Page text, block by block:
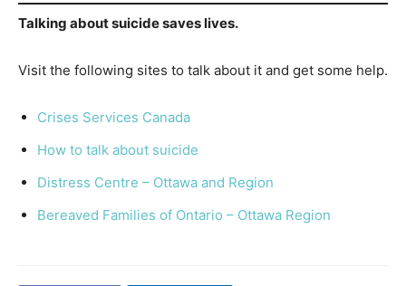
Talking about suicide saves lives.
Visit the following sites to talk about it and get some help.
Crises Services Canada
How to talk about suicide
Distress Centre – Ottawa and Region
Bereaved Families of Ontario – Ottawa Region